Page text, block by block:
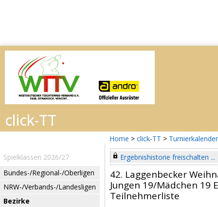
Home > click-TT > Turnierkalender
Spielklassen 2026/27
Bundes-/Regional-/Oberligen
NRW-/Verbands-/Landesligen
Bezirke
Ergebnishistorie freischalten ...
42. Laggenbecker
Jungen 19/Mädchen 19
Teilnehmerliste